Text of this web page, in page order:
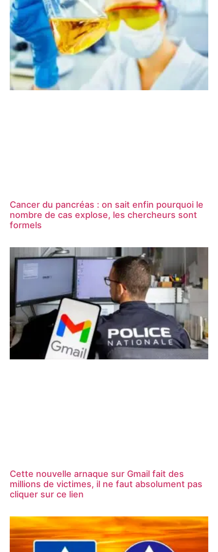
Cancer du pancréas : on sait enfin pourquoi le
nombre de cas explose, les chercheurs sont
formels
Cette nouvelle arnaque sur Gmail fait des
millions de victimes, il ne faut absolument pas
cliquer sur ce lien